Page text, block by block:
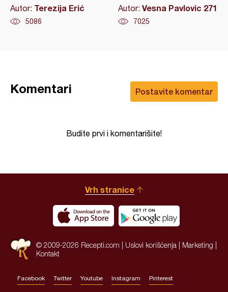
Autor: Terezija Erić
5086
Autor: Vesna Pavlovic 271
7025
Postavite komentar
Komentari
Budite prvi i komentarišite!
Vrh stranice
© 2009-2026 Recepti.com | Uslovi korišćenja Marketing
Kontakt
Facebook Twitter Youtube Instagram Pinterest